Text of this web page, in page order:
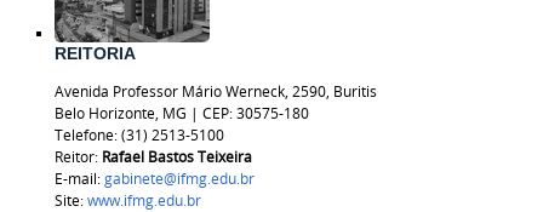
REITORIA
Avenida Professor Mário Werneck, 2590, Buritis
Belo Horizonte, MG | CEP: 30575-180
Telefone: (31) 2513-5100
Reitor: Rafael BastosTeixeira
E-mail:gabinete@ifmg.edu.br
Site:www.ifmg.edu.br